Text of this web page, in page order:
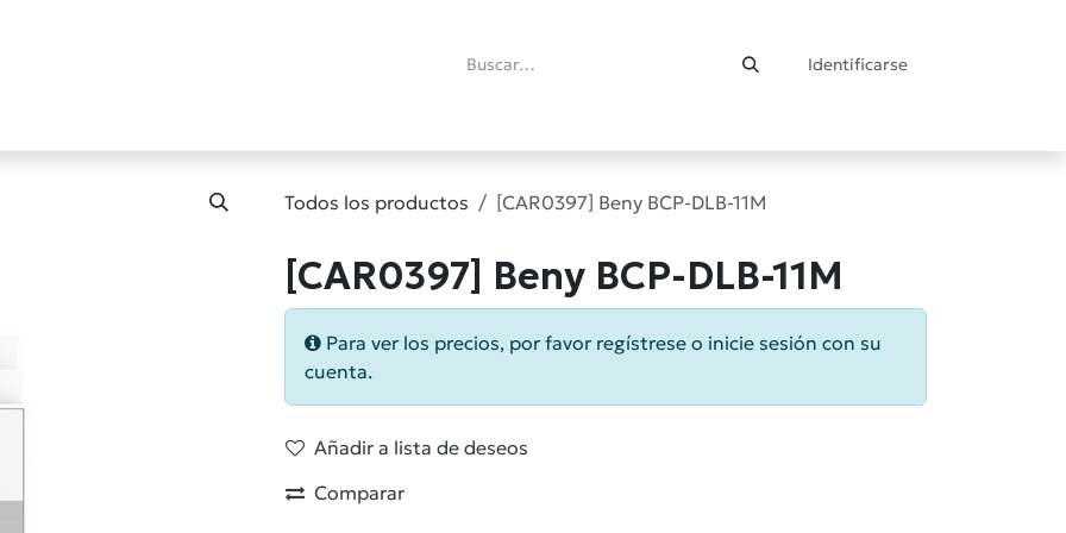
Identificarse
Todos los productos [CAR0397] Beny BCP-DLB-11M
[CAR0397] Beny BCP-DLB-11M
Para ver los precios, por favor regístrese o inicie sesión con su
cuenta.
Añadir a lista de deseos
Comparar